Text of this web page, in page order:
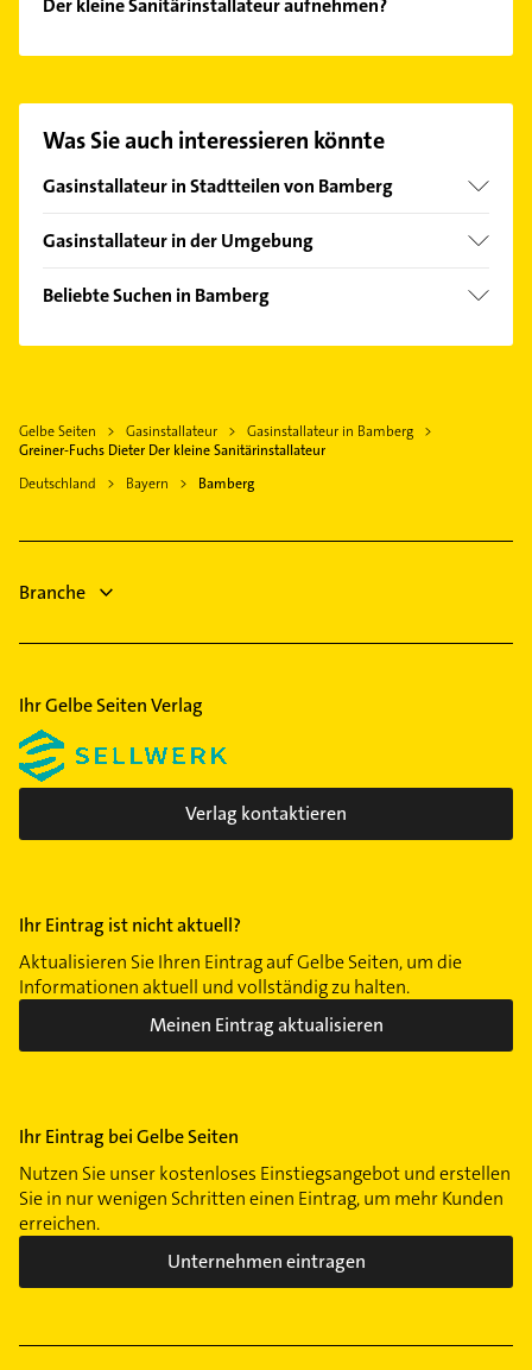
auswählen. Hier finden Sie alleKontaktdaten
Was Sie auch interessieren könnte
Gasinstallateur in Stadtteilen von Bamberg
Gaustadt
Gasinstallateur in der Umgebung
Bischberg
Litzendorf
Zapfendorf
Hallerndorf
Oberaurach
Forchheim Oberfranken
Beliebte Suchen in Bamberg
Physikalische Therapie
Lüftungsanlagen
Heizungsfirmen
Bestatter
Gelbe Seiten Gasinstallateur
Gasinstallateur in Bamberg
Greiner-Fuchs Dieter Der kleine Sanitärinstallateur
Deutschland
Bayern Bamberg
Branche
Ihr Gelbe Seiten Verlag
Verlag kontaktieren
Ihr Eintrag ist nicht aktuell?
Aktualisieren Sie Ihren Eintrag auf Gelbe Seiten, um die
Informationen aktuell und vollständig zu halten.
Meinen Eintrag aktualisieren
Ihr Eintrag bei Gelbe Seiten
Nutzen Sie unser kostenloses Einstiegsangebot und erstellen
Sie in nur wenigen Schritten einen Eintrag, um mehr Kunden
erreichen.
Unternehmen eintragen